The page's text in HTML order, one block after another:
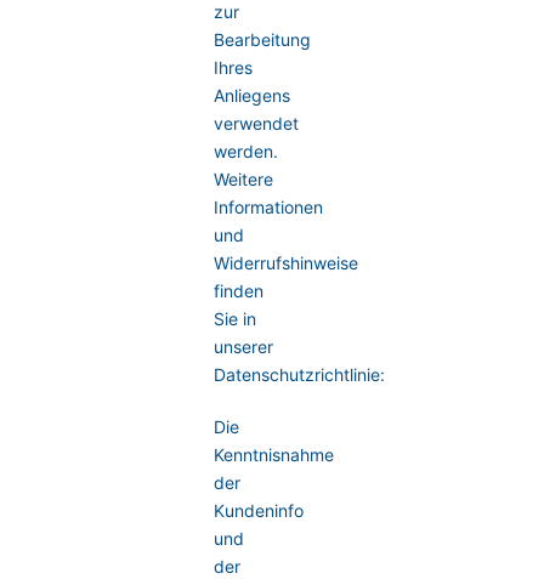
zur
Bearbeitung
Ihres
Anliegens
verwendet
werden.
Weitere
Informationen
und
Widerrufshinweise
finden
Sie in
unserer
Datenschutzrichtlinie:
Die
Kenntnisnahme
der
Kundeninfo
und
der